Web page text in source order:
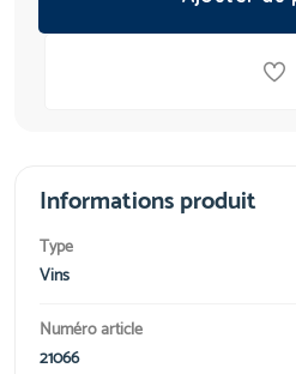
Informations produit
Type
Vins
Numéro article
21066